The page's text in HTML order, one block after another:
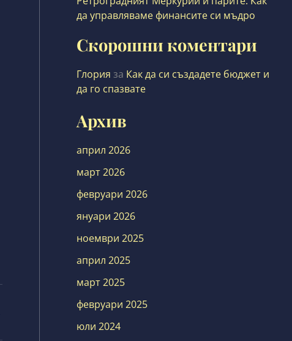
да управляваме финансите си мъдро
Скорошни коментари
Глория за Как да си създадете бюджет и
да го спазвате
Архив
април 2026
март 2026
февруари 2026
януари 2026
ноември 2025
април 2025
март 2025
февруари 2025
юли 2024